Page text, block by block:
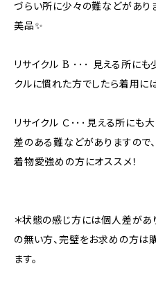
づらい所に少々の難などがあり
美品✨
リサイクル B ･･･ 見える所にも
クルに慣れた方でしたら着用に
リサイクル Ｃ･･･見える所にも
差のある難などがありますので
着物愛強めの方にオススメ！
＊状態の感じ方には個人差があ
の無い方、完璧をお求めの方は
ます。